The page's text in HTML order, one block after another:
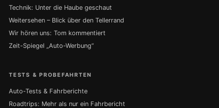
Technik: Unter die Haube geschaut
Weitersehen – Blick über den Tellerrand
Wir hören uns: Tom kommentiert
Zeit-Spiegel „Auto-Werbung“
TESTS & PROBEFAHRTEN
Auto-Tests & Fahrberichte
Roadtrips: Mehr als nur ein Fahrbericht